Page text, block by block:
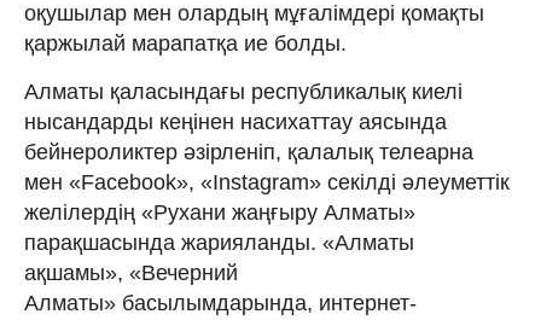
оқушылар мен олардың мұғалімдері қомақты
қаржылай марапатқа ие болды.
Алматы қаласындағы республикалық киелі
нысандарды кеңінен насихаттау аясында
бейнероликтер әзірленіп, қалалық телеарна
мен «Facebook», «Іnstagram» секілді әлеуметтік
желілердің «Рухани жаңғыру Алматы»
парақшасында жарияланды. «Алматы
ақшамы», «Вечерний
Алматы» басылымдарында, интернет-